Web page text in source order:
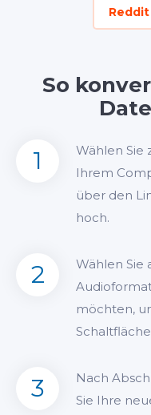
Reddit
So
1
Wählen Sie
Ihrem
über den
hoch.
2
Wählen Sie
möchten,
3
Nach
Sie Ihre